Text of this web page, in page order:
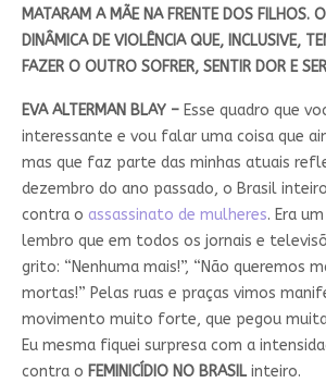
MATARAM A MÃE NA FRENTE DOS FILHOS.
DINÂMICA DE VIOLÊNCIA QUE, INCLUSIVE,
FAZER O OUTRO SOFRER, SENTIR DOR E
EVA ALTERMAN BLAY – Esse quadro que
interessante e vou falar uma coisa que
mas que faz parte das minhas atuais
dezembro do ano passado, o Brasil
contra o assassinato de mulheres. Era
lembro que em todos os jornais e
grito: “Nenhuma mais!”, “Não queremos
mortas!” Pelas ruas e praças vimos
movimento muito forte, que pegou
Eu mesma fiquei surpresa com a
contra o FEMINICÍDIO NO BRASIL inteiro.